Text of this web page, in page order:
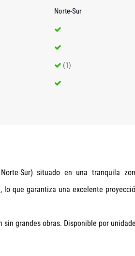
Norte-Sur
(1)
Sur) situado en una tranquila
que garantiza una excelente
grandes obras. Disponible por